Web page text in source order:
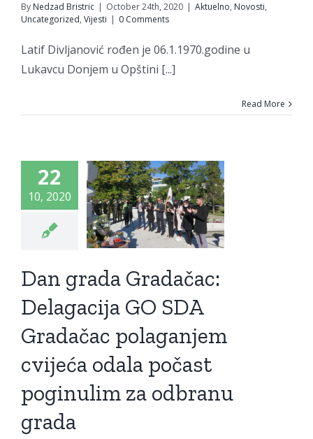
By Nedzad Bristric | October 24th, 2020 | Aktuelno, Novosti,
Uncategorized, Vijesti | 0 Comments
Latif Divljanović rođen je 06.1.1970.godine u
Lukavcu Donjem u Opštini [...]
Read More
22
10, 2020
grada
SDA
odala
Novosti Vijesti
Dan grada Gradačac:
Delagacija GO SDA
Gradačac polaganjem
cvijeća odala počast
poginulim za odbranu
grada